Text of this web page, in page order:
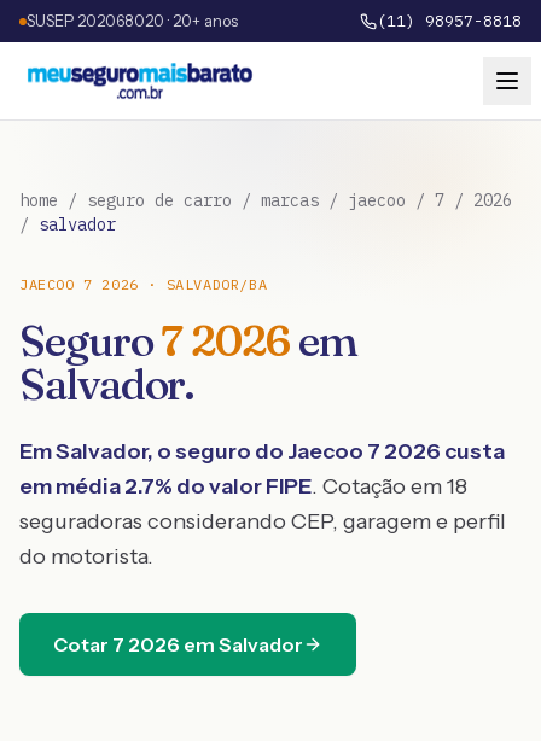
SUSEP 202068020 · 20+ anos (11) 98957-8818
home / seguro de carro / marcas / jaecoo / 7 / 2026
/ salvador
JAECOO 7 2026 · SALVADOR /BA
Seguro72026em
Salvador.
EmSalvador, o seguro do Jaecoo 7 2026 custa
em média2.7% do valor FIPE. Cotação em 18
seguradoras considerando CEP, garagem e perfil
do motorista.
Cotar 7 2026 em Salvador